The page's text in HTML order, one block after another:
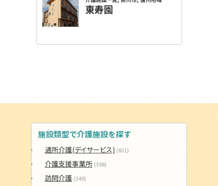
施設類型で介護施設を探す
通所介護(デイサービス) (831)
介護支援事業所 (398)
訪問介護 (349)